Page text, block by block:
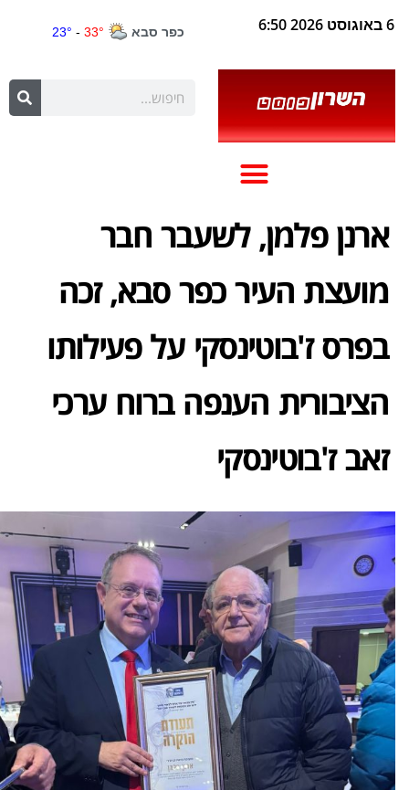
6 באוגוסט 2026 6:50
ארנן פלמן, לשעבר חבר
מועצת העיר כפר סבא, זכה
בפרס ז'בוטינסקי על פעילותו
הציבורית הענפה ברוח ערכי
זאב ז'בוטינסקי